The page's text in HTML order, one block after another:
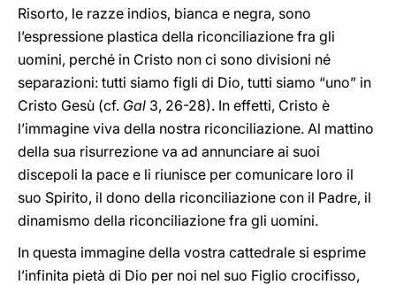
Risorto, le razze indios, bianca e negra, sono
l’espressione plastica della riconciliazione fra gli
uomini, perché in Cristo non ci sono divisioni né
separazioni: tutti siamo figli di Dio, tutti siamo “uno” in
Cristo Gesù (cf. Gal 3, 26-28). In effetti, Cristo è
l’immagine viva della nostra riconciliazione. Al mattino
della sua risurrezione va ad annunciare ai suoi
discepoli la pace e li riunisce per comunicare loro il
suo Spirito, il dono della riconciliazione con il Padre, il
dinamismo della riconciliazione fra gli uomini.
In questa immagine della vostra cattedrale si esprime
l’infinita pietà di Dio per noi nel suo Figlio crocifisso,